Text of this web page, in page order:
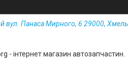
вул. Панаса Мирного, 6 29000,
- інтернет магазин автозапчастин.